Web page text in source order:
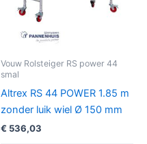
Vouw Rolsteiger RS power 44
smal
Altrex RS 44 POWER 1.85 m
zonder luik wiel Ø 150 mm
€ 536,03